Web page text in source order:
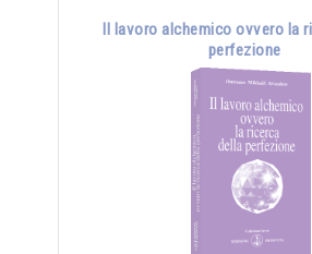
Il lavoro alchemico ovvero la
perfezione